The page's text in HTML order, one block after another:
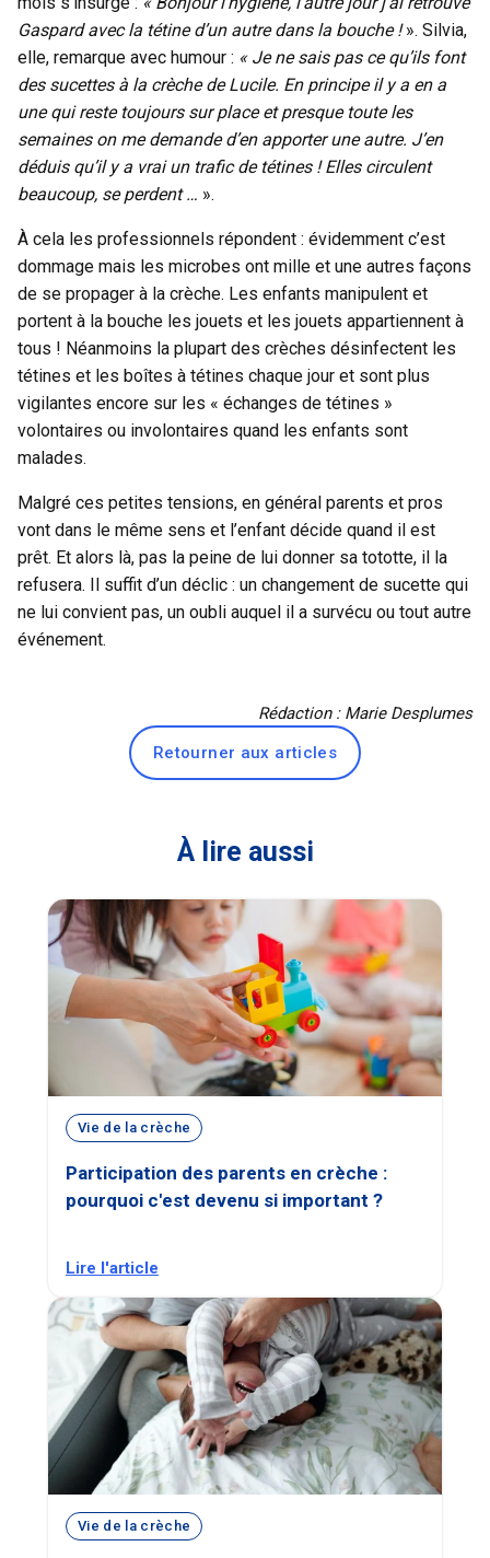
Gaspard avec la tétine d’un autre dans la bouche !». Silvia,
elle, remarque avec humour : « Je ne sais pas ce qu’ils font
des sucettes à la crèche de Lucile. En principe il y a en a
une qui reste toujours sur place et presque toute les
semaines on me demande d’en apporter une autre. J’en
déduis qu’il y a vrai un trafic de tétines ! Elles circulent
beaucoup, se perdent … ».
À cela les professionnels répondent : évidemment c’est
dommage mais les microbes ont mille et une autres façons
de se propager à la crèche. Les enfants manipulent et
portent à la bouche les jouets et les jouets appartiennent à
tous ! Néanmoins la plupart des crèches désinfectent les
tétines et les boîtes à tétines chaque jour et sont plus
vigilantes encore sur les « échanges de tétines »
volontaires ou involontaires quand les enfants sont
malades.
Malgré ces petites tensions, en général parents et pros
vont dans le même sens et l’enfant décide quand il est
prêt. Et alors là, pas la peine de lui donner sa tototte, il la
refusera. Il suffit d’un déclic : un changement de sucette qui
ne lui convient pas, un oubli auquel il a survécu ou tout autre
événement.
Rédaction : Marie Desplumes
Retourner aux articles
À lire aussi
Vie de la crèche
Participation des parents en crèche :
pourquoi c'est devenu si important ?
Lire l'article
Vie de la crèche